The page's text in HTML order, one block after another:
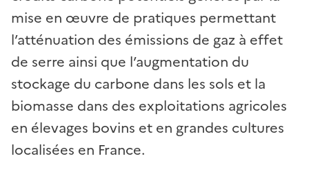
mise en œuvre de pratiques permettant
l’atténuation des émissions de gaz à effet
de serre ainsi que l’augmentation du
stockage du carbone dans les sols et la
biomasse dans des exploitations agricoles
en élevages bovins et en grandes cultures
localisées en France.